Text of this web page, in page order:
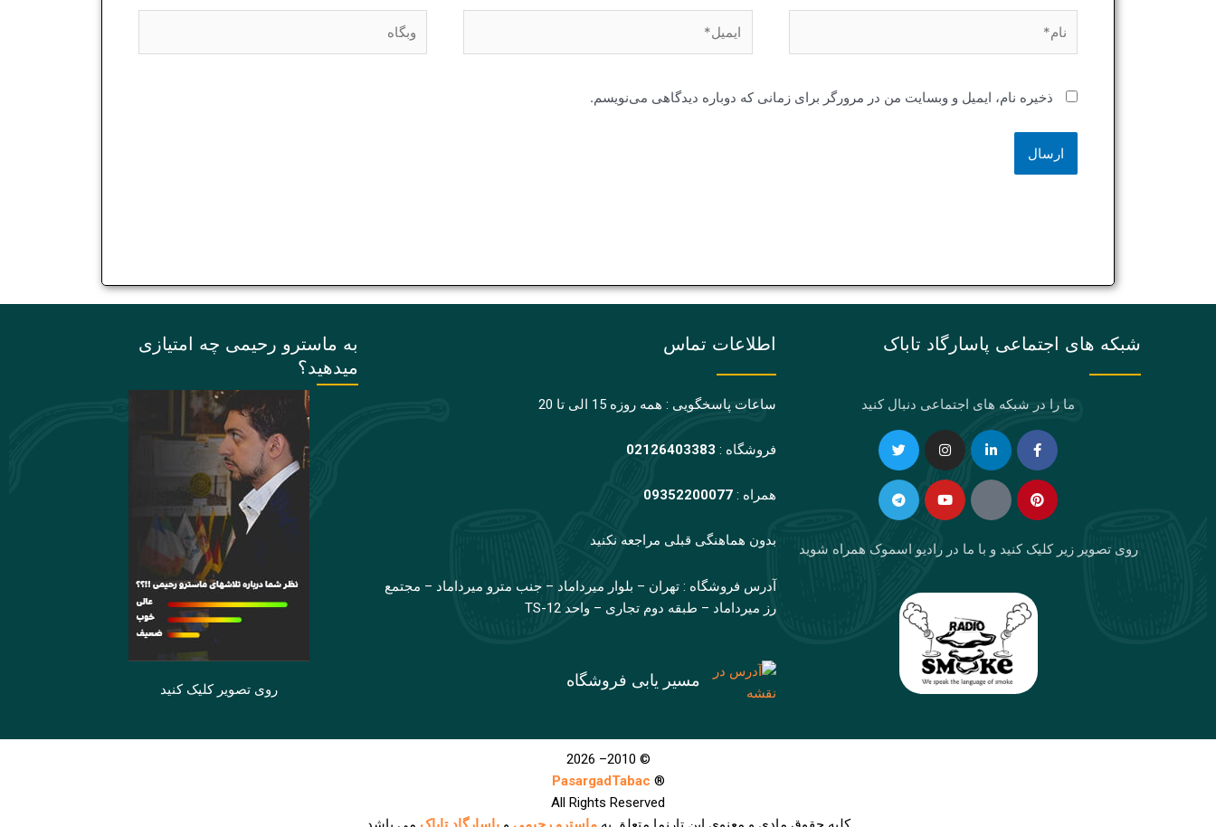
ذخیره نام، ایمیل و وبسایت من در مرورگر برای زمانی که دوباره دیدگاهی می‌نویسم.
شبکه های اجتماعی پاسارگاد تاباک
ما را در شبکه های اجتماعی دنبال کنید
Facebook-
f
Linkedin-
in
Instagram
Twitter Pinterest
Eaparat
Youtube
Telegram
روی تصویر زیر کلیک کنید و با ما در رادیو اسموک همراه شوید
اطلاعات تماس
ساعات پاسخگویی : همه روزه 15 الی تا 20
فروشگاه : 02126403383
همراه :09352200077
بدون هماهنگی قبلی مراجعه نکنید
آدرس فروشگاه : تهران – بلوار میرداماد – جنب مترو میرداماد – مجتمع
رز میرداماد – طبقه دوم تجاری – واحد TS-12
مسیر یابی فروشگاه
به ماسترو رحیمی چه امتیازی
میدهید؟
روی تصویر کلیک کنید
© 2010– 2026
®
PasargadTabac
All Rights Reserved